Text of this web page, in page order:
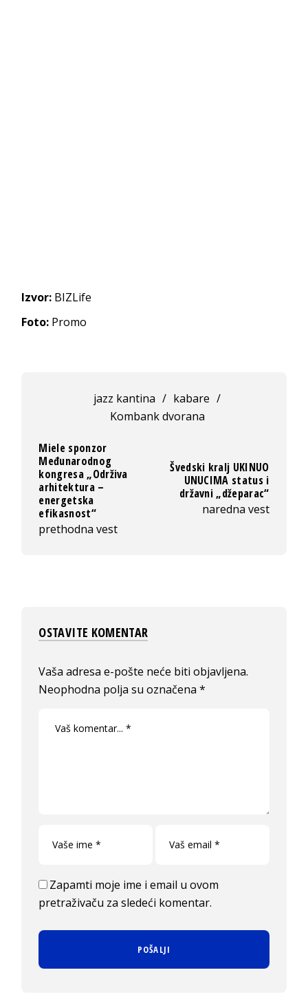
Izvor: BIZLife
Foto: Promo
jazz kantina / kabare /
Kombank dvorana
Miele sponzor
Međunarodnog
kongresa „Održiva
arhitektura –
energetska
efikasnost“
prethodna vest
Švedski kralj UKINUO
UNUCIMA status i
državni „džeparac“
naredna vest
OSTAVITE KOMENTAR
Vaša adresa e-pošte neće biti objavljena.
Neophodna polja su označena*
Zapamti moje ime i email u ovom
pretraživaču za sledeći komentar.